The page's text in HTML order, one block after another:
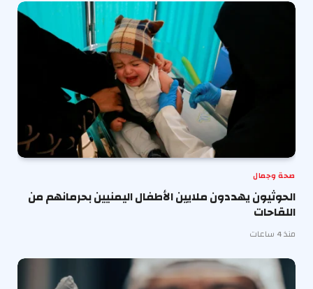
صحة وجمال
الحوثيون يهددون ملايين الأطفال اليمنيين بحرمانهم من
اللقاحات
منذ 4 ساعات